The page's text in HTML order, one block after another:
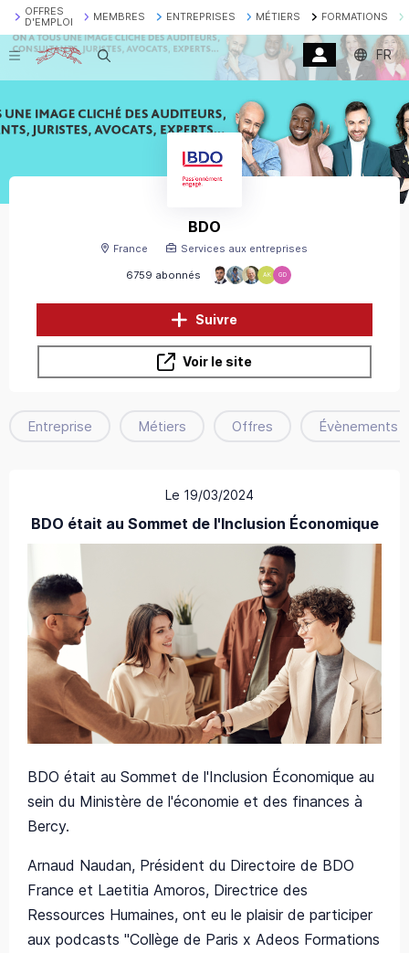
OFFRES
D'EMPLOI
MEMBRES ENTREPRISES MÉTIERS FORMATIONS
Recherche FR
BDO
6759 abonnés AK GD
France Services aux entreprises
Suivre
Voir le site
Entreprise Métiers Offres Évènements
Le 19/03/2024
BDO était au Sommet de l'Inclusion Économique
BDO était au Sommet de l'Inclusion Économique au
sein du Ministère de l'économie et des finances à
Bercy.
Arnaud Naudan, Président du Directoire de BDO
France et Laetitia Amoros, Directrice des
Ressources Humaines, ont eu le plaisir de participer
aux podcasts "Collège de Paris x Adeos Formations